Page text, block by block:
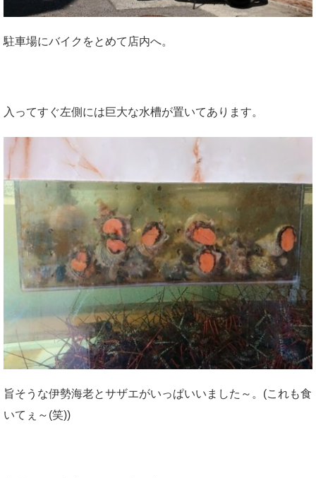
駐車場にバイクをとめて店内へ。
入ってすぐ左側には巨大な水槽が置いてあります。
旨そうな伊勢海老とサザエがいっぱいいました～。(これも食
いてぇ～(笑))